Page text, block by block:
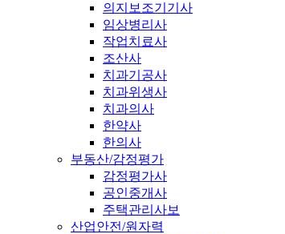
의지보조기기사
임상병리사
작업치료사
조산사
치과기공사
치과위생사
치과의사
한약사
한의사
부동산/감정평가
감정평가사
공인중개사
주택관리사보
산업안전/원자력